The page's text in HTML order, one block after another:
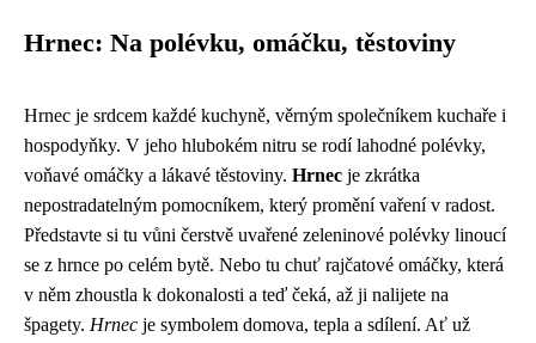
Hrnec: Na polévku, omáčku, těstoviny
Hrnec je srdcem každé kuchyně, věrným společníkem kuchaře i
hospodyňky. V jeho hlubokém nitru se rodí lahodné polévky,
voňavé omáčky a lákavé těstoviny. Hrnec je zkrátka
nepostradatelným pomocníkem, který promění vaření v radost.
Představte si tu vůni čerstvě uvařené zeleninové polévky linoucí
se z hrnce po celém bytě. Nebo tu chuť rajčatové omáčky, která
v něm zhoustla k dokonalosti a teď čeká, až ji nalijete na
špagety. Hrnec je symbolem domova, tepla a sdílení. Ať už